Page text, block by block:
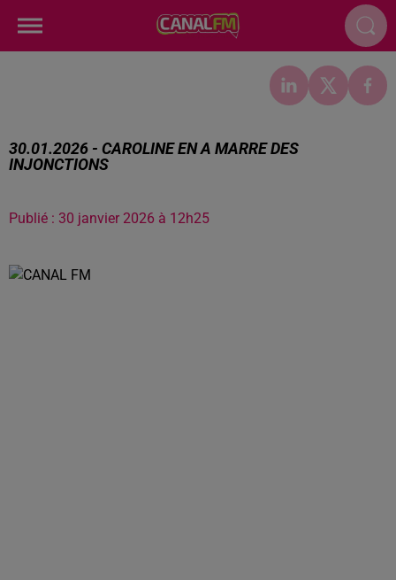
30.01.2026 - CAROLINE EN A MARRE DES
INJONCTIONS
Publié : 30 janvier 2026 à 12h25